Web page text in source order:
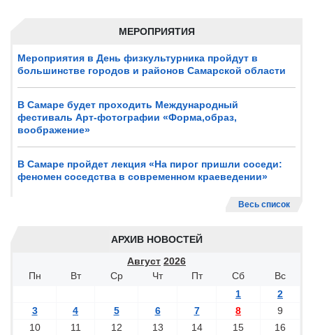
МЕРОПРИЯТИЯ
Мероприятия в День физкультурника пройдут в
большинстве городов и районов Самарской области
В Самаре будет проходить Международный
фестиваль Арт-фотографии «Форма,образ,
воображение»
В Самаре пройдет лекция «На пирог пришли соседи:
феномен соседства в современном краеведении»
Весь список
АРХИВ НОВОСТЕЙ
Август 2026
Пн
Вт Ср Чт Пт Сб
Вс
1
2
3
4 5 6 7 8
9
10
11 12 13 14 15
16